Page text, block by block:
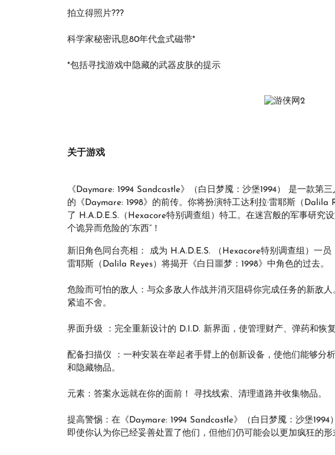
拍立得照片???
科学家秘密讯息80年代盒式磁带*
*包括寻找游戏中隐藏的武器皮肤的提示
关于游戏
《Daymare: 1994 Sandcastle》（白日梦魇：沙堡1994） 是一款第
的《Daymare: 1998》的前传。你将扮演特工达利拉·雷耶斯（Dalila
了 H.A.D.E.S.（Hexacore特别调查组）特工。在迷宫般的军事研究
个诡异而危险的“东西”！
新旧角色同台亮相： 成为 H.A.D.E.S. （Hexacore特别调查组）一员
雷耶斯（Dalila Reyes）将揭开《白日噩梦：1998》中角色的过去。
危险而可怕的敌人：与众多敌人作战并消灭阻碍你完成任务的新敌
紧追不舍。
界面升级 ：完全重新设计的 D.I.D. 新界面，使管理财产、弹药和恢
配备扫描仪 ：一种安装在举起者手臂上的创新设备，使他们能够分
和隐藏物品。
元素：答案永远就在你的面前！ 寻找线索、清理道路并收集物品。
提高警惕：在《Daymare: 1994 Sandcastle》（白日梦魇：沙堡1994
即使你认为你已经妥善处置了他们，但他们仍可能会以更加疯狂的形